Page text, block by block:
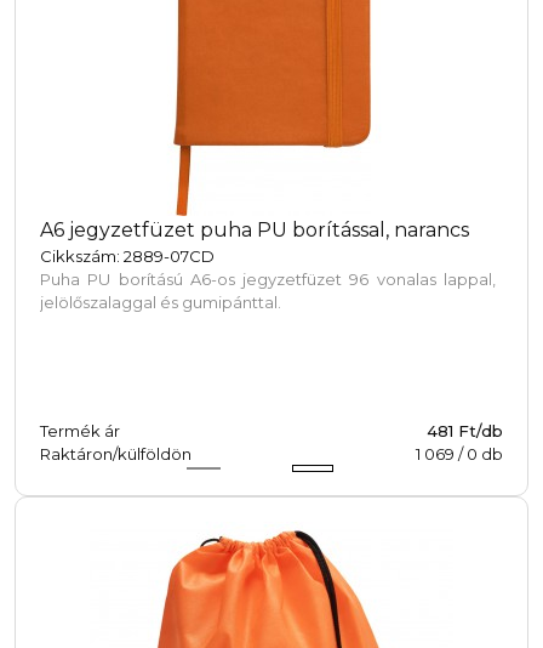
A6 jegyzetfüzet puha PU borítással, narancs
Cikkszám: 2889-07CD
Puha PU borítású A6-os jegyzetfüzet 96 vonalas lappal,
jelölőszalaggal és gumipánttal.
Termék ár
481 Ft/db
Raktáron/külföldön
1 069 /0 db